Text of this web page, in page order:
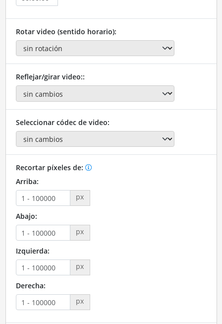
Rotar video (sentido horario):
Reflejar/girar video::
Seleccionar códec de video:
Recortar píxeles de:
Arriba:
px
Abajo:
px
Izquierda:
px
Derecha:
px